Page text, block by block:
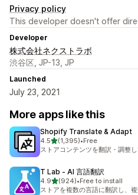
Privacy policy
This developer doesn't offer
Developer
株式会社ネクストラボ
渋谷区, JP-13, JP
Launched
July 23, 2021
More apps like this
Shopify Translate & Adapt
4.5out of 5 stars
(1,395)
1395 total reviews
•Free
ストアコンテンツを翻訳・調整
T Lab ‑ AI 言語翻訳
4.9out of 5 stars
(924)
924 total reviews
•Free to install
ストアを複数の言語に翻訳し、